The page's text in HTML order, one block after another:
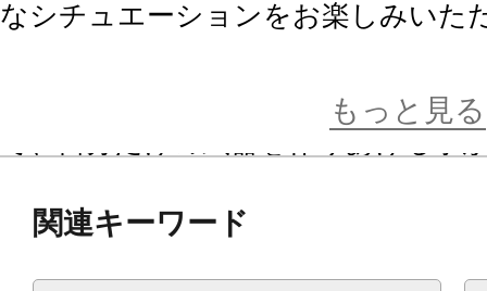
なシチュエーションをお楽しみいた
持ち手部分はサーベルと共有になり
※本製品は再生産品となります。
もっと見る
関連キーワード